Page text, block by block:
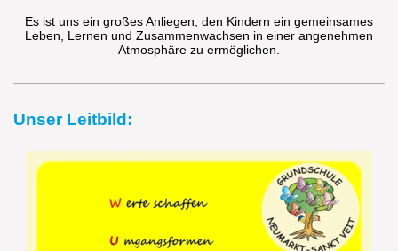
Es ist uns ein großes Anliegen, den Kindern ein gemeinsames
Leben, Lernen und Zusammenwachsen in einer angenehmen
Atmosphäre zu ermöglichen.
Unser Leitbild: